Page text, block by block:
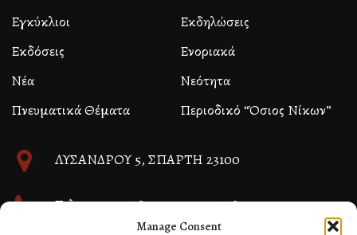
Manage Consent
Εγκύκλιοι
Εκδηλώσεις
Εκδόσεις
Ενοριακά
Νέα
Νεότητα
Πνευματικά Θέματα
Περιοδικό “Όσιος Νίκων”
ΛΥΣΑΝΔΡΟΥ 5, ΣΠΑΡΤΗ 23100
Τηλ. 27310 26580 και 27310 26581